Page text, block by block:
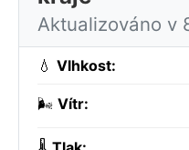
Aktualizováno v
💧 Vlhkost:
🌬️ Vítr: